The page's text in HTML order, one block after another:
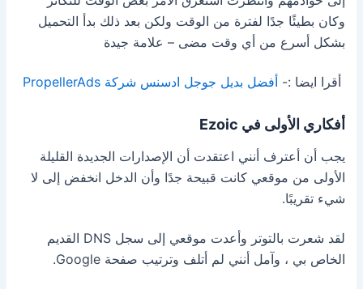
وكان بطيئًا جدًا لفترة من الوقت ولكن بعد ذلك بدأ التحميل
بشكل أسرع من أي وقت مضى – علامة جيدة
أقرا ايضا :- أفضل بديل جوجل ادسنس شركة PropellerAds
أفكاري الأولى في Ezoic
يجب أن أعترف أنني اعتقدت أن الإصدارات الجديدة القليلة
الأولى من موقعي كانت قبيحة جدًا وأن الدخل انخفض إلى لا
شيء تقريبًا.
لقد شعرت بالتوتر وأعدت موقعي إلى سجل DNS القديم
الخاص بي ، وآمل أنني لم أتلف وترتيب صفحة Google.